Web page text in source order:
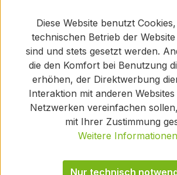
Diese Website benutzt
technischen Betrieb der
sind und stets gesetzt werden.
die den Komfort bei Benutzung
erhöhen, der Direktwerbung
Interaktion mit anderen
Netzwerken vereinfachen
mit Ihrer Zustimmung
Weitere
Nur technisch